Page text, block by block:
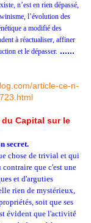
n’est en rien dépassé,
l’évolution des
a modifié des
à réactualiser, affiner
et le dépasser. ......
article-ce-n-
Capital sur le
secret.
chose de trivial et qui
contraire que c'est une
et d'arguties
rien de mystérieux,
soit que ses
évident que l'activité